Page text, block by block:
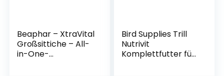
Beaphar – XtraVital
Großsittiche – All-
in-One-
Bird Supplies Trill
Nutrivit
Komplettfutter für